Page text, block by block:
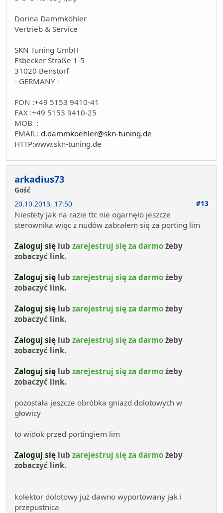
Dorina Dammköhler
Vertrieb & Service
SKN Tuning GmbH
Esbecker Straße 1-5
31020 Benstorf
- GERMANY -
FON :+49 5153 9410-41
FAX :+49 5153 9410-25
MOB :
EMAIL: d.dammkoehler@skn-tuning.de
HTTP:www.skn-tuning.de
arkadius73
Gość
20.10.2013, 17:50
#13
Niestety jak na razie ttc nie ogarnęło jeszcze
sterownika więc z nudów zabrałem się za porting lim
Zaloguj się lub zarejestruj się za darmo żeby
zobaczyć link.
Zaloguj się lub zarejestruj się za darmo żeby
zobaczyć link.
Zaloguj się lub zarejestruj się za darmo żeby
zobaczyć link.
Zaloguj się lub zarejestruj się za darmo żeby
zobaczyć link.
Zaloguj się lub zarejestruj się za darmo żeby
zobaczyć link.
pozostała jeszcze obróbka gniazd dolotowych w
głowicy
to widok przed portingiem lim
Zaloguj się lub zarejestruj się za darmo żeby
zobaczyć link.
kolektor dolotowy już dawno wyportowany jak i
przepustnica